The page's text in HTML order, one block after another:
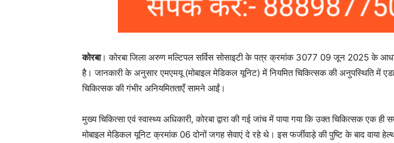
कोरबा। कोरबा जिला अरुण मल्टिपल सर्विस सोसाइटी के पत्र क्रमांक 3077 09 जून 2025 के आधार
है। जानकारी के अनुसार एमएमयू (मोबाइल मेडिकल यूनिट) में नियमित चिकित्सक की अनुपस्थिति में
चिकित्सक की गंभीर अनियमितताएँ सामने आईं।
मुख्य चिकित्सा एवं स्वास्थ्य अधिकारी, कोरबा द्वारा की गई जांच में पाया गया कि उक्त चिकित्सक एक
मोबाइल मेडिकल यूनिट क्रमांक 06 दोनों जगह सेवाएं दे रहे थे। इस फर्जीवाड़े की पुष्टि के बाद वाया